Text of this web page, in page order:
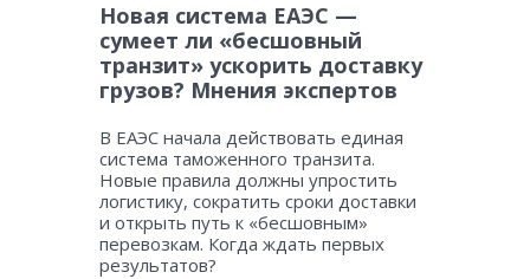
Новая система ЕАЭС —
сумеет ли «бесшовный
транзит» ускорить доставку
грузов? Мнения экспертов
В ЕАЭС начала действовать единая
система таможенного транзита.
Новые правила должны упростить
логистику, сократить сроки доставки
и открыть путь к «бесшовным»
перевозкам. Когда ждать первых
результатов?